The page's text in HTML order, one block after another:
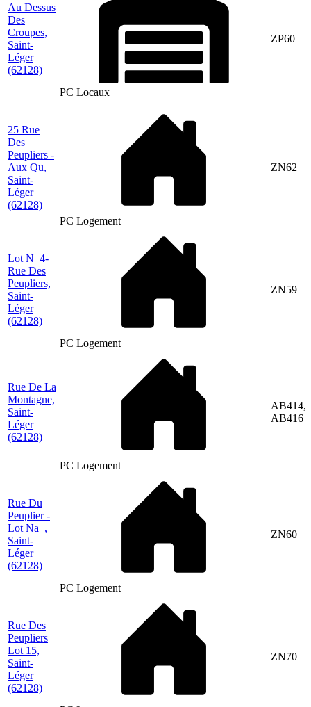
Au Dessus
Des
Croupes,
Saint-
Léger
(62128)
PC Locaux
ZP60
25 Rue
Des
Peupliers -
Aux Qu,
Saint-
Léger
(62128)
PC Logement
ZN62
Lot N_4-
Rue Des
Peupliers,
Saint-
Léger
(62128)
PC Logement
ZN59
Rue De La
Montagne,
Saint-
Léger
(62128)
PC Logement
AB414,
AB416
Rue Du
Peuplier -
Lot Na_,
Saint-
Léger
(62128)
PC Logement
ZN60
Rue Des
Peupliers
Lot 15,
Saint-
Léger
(62128)
ZN70